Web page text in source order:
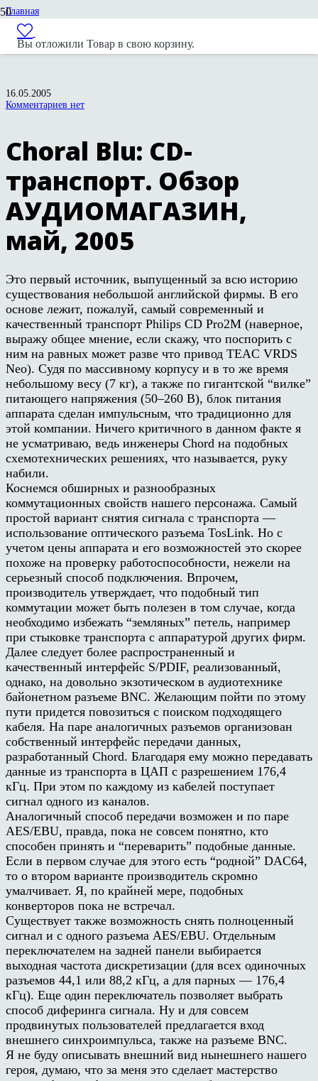
Вы отложили Товар в свою корзину.
Главная
Статьи и обзоры
Chord Electronics
Choral Blu: CD-транспорт. Обзор АУДИОМАГАЗИН, май, 2005
16.05.2005
Комментариев нет
Choral Blu: CD-
транспорт. Обзор
АУДИОМАГАЗИН,
май, 2005
Это первый источник, выпущенный за всю историю
существования небольшой английской фирмы. В его
основе лежит, пожалуй, самый современный и
качественный транспорт Philips CD Pro2M (наверное,
выражу общее мнение, если скажу, что поспорить с
ним на равных может разве что привод TEAC VRDS
Neo). Судя по массивному корпусу и в то же время
небольшому весу (7 кг), а также по гигантской “вилке”
питающего напряжения (50–260 В), блок питания
аппарата сделан импульсным, что традиционно для
этой компании. Ничего критичного в данном факте я
не усматриваю, ведь инженеры Chord на подобных
схемотехнических решениях, что называется, руку
набили.
Коснемся обширных и разнообразных
коммутационных свойств нашего персонажа. Самый
простой вариант снятия сигнала с транспорта —
использование оптического разъема TosLink. Но с
учетом цены аппарата и его возможностей это скорее
похоже на проверку работоспособности, нежели на
серьезный способ подключения. Впрочем,
производитель утверждает, что подобный тип
коммутации может быть полезен в том случае, когда
необходимо избежать “земляных” петель, например
при стыковке транспорта с аппаратурой других фирм.
Далее следует более распространенный и
качественный интерфейс S/PDIF, реализованный,
однако, на довольно экзотическом в аудиотехнике
байонетном разъеме BNC. Желающим пойти по этому
пути придется повозиться с поиском подходящего
кабеля. На паре аналогичных разъемов организован
собственный интерфейс передачи данных,
разработанный Chord. Благодаря ему можно передавать
данные из транспорта в ЦАП с разрешением 176,4
кГц. При этом по каждому из кабелей поступает
сигнал одного из каналов.
Аналогичный способ передачи возможен и по паре
AES/EBU, правда, пока не совсем понятно, кто
способен принять и “переварить” подобные данные.
Если в первом случае для этого есть “родной” DAC64,
то о втором варианте производитель скромно
умалчивает. Я, по крайней мере, подобных
конверторов пока не встречал.
Существует также возможность снять полноценный
сигнал и с одного разъема AES/EBU. Отдельным
переключателем на задней панели выбирается
выходная частота дискретизации (для всех одиночных
разъемов 44,1 или 88,2 кГц, а для парных — 176,4
кГц). Еще один переключатель позволяет выбрать
способ диферинга сигнала. Ну и для совсем
продвинутых пользователей предлагается вход
внешнего синхроимпульса, также на разъеме BNC.
Я не буду описывать внешний вид нынешнего нашего
героя, думаю, что за меня это сделает мастерство